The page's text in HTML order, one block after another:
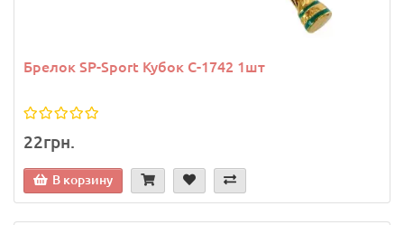
Брелок SP-Sport Кубок C-1742 1шт
22грн.
В корзину